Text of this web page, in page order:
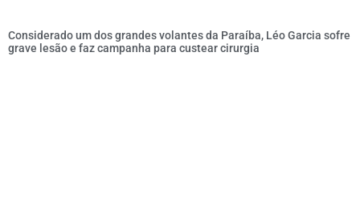
Considerado um dos grandes volantes da Paraíba, Léo Garcia sofre
grave lesão e faz campanha para custear cirurgia